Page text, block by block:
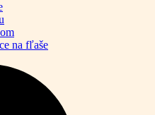
na fľaše